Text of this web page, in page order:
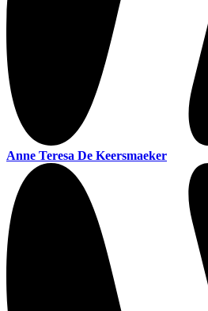
Anne Teresa De Keersmaeker